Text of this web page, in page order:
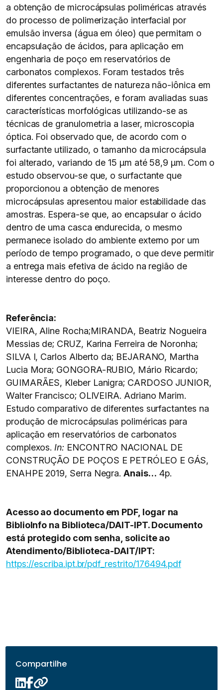
a obtenção de microcápsulas poliméricas através
do processo de polimerização interfacial por
emulsão inversa (água em óleo) que permitam o
encapsulação de ácidos, para aplicação em
engenharia de poço em reservatórios de
carbonatos complexos. Foram testados três
diferentes surfactantes de natureza não-iônica em
diferentes concentrações, e foram avaliadas suas
características morfológicas utilizando-se as
técnicas de granulometria a laser, microscopia
óptica. Foi observado que, de acordo com o
surfactante utilizado, o tamanho da microcápsula
foi alterado, variando de 15 μm até 58,9 μm. Com o
estudo observou-se que, o surfactante que
proporcionou a obtenção de menores
microcápsulas apresentou maior estabilidade das
amostras. Espera-se que, ao encapsular o ácido
dentro de uma casca endurecida, o mesmo
permanece isolado do ambiente externo por um
período de tempo programado, o que deve permitir
a entrega mais efetiva de ácido na região de
interesse dentro do poço.
Referência:
VIEIRA, Aline Rocha;MIRANDA, Beatriz Nogueira
Messias de; CRUZ, Karina Ferreira de Noronha;
SILVA I, Carlos Alberto da; BEJARANO, Martha
Lucia Mora; GONGORA-RUBIO, Mário Ricardo;
GUIMARÃES, Kleber Lanigra; CARDOSO JUNIOR,
Walter Francisco; OLIVEIRA. Adriano Marim.
Estudo comparativo de diferentes surfactantes na
produção de microcápsulas poliméricas para
aplicação em reservatórios de carbonatos
complexos. In: ENCONTRO NACIONAL DE
CONSTRUÇÃO DE POÇOS E PETRÓLEO E GÁS,
ENAHPE 2019, Serra Negra.Anais… 4p.
Acesso ao documento em PDF, logar na
BiblioInfo na Biblioteca/DAIT-IPT. Documento
está protegido com senha, solicite ao
Atendimento/Biblioteca-DAIT/IPT:
https://escriba.ipt.br/pdf_restrito/176494.pdf
Compartilhe